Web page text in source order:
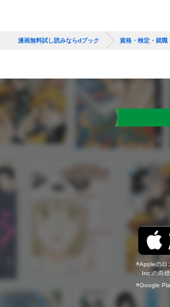
漫画無料試し読みならdブック 資格・検定・就職
Appleのロ
Inc.の商
Google